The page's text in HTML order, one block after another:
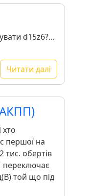
d15z6?...
Читати далі
першої на
тис. обертів
переключає
той що під